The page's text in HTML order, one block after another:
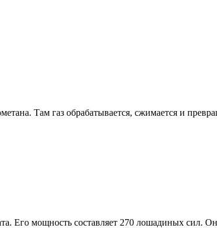
Там газ обрабатывается, сжимается и
Его мощность составляет 270 лошадиных сил.